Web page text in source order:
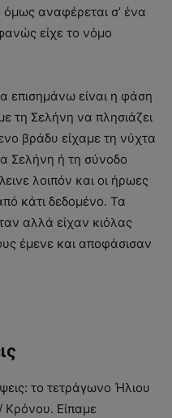
όμως αναφέρεται σ’ ένα
είχε το νόμο
επισημάνω είναι η φάση
τη Σελήνη να πλησιάζει
βράδυ είχαμε τη νύχτα
Σελήνη ή τη σύνοδο
λοιπόν και οι ήρωες
κάτι δεδομένο. Τα
αλλά είχαν κιόλας
έμενε και αποφάσισαν
το τετράγωνο Ήλιου
Κρόνου. Είπαμε